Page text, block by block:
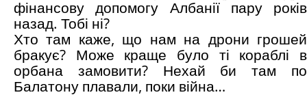
фінансову допомогу Албанії пару років
назад. Тобі ні?
Хто там каже, що нам на дрони грошей
бракує? Може краще було ті кораблі в
орбана замовити? Нехай би там по
Балатону плавали, поки війна…